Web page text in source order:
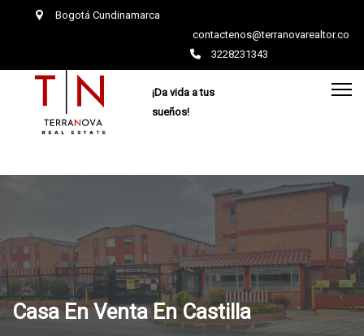
Bogotá Cundinamarca
contactenos@terranovarealtor.co
3228231343
¡Da vida a tus
sueños!
Casa En Venta En Castilla